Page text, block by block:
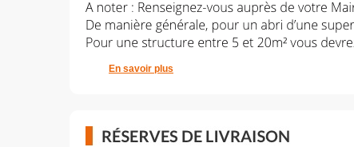
En savoir plus